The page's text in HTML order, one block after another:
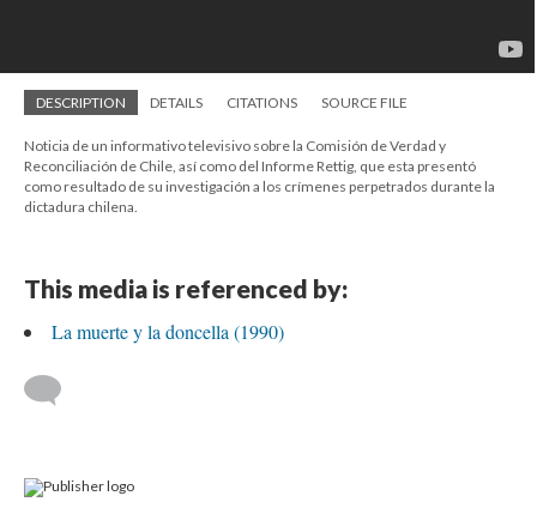
DESCRIPTION DETAILS CITATIONS SOURCE FILE
Noticia de un informativo televisivo sobre la Comisión de Verdad y
Reconciliación de Chile, así como del Informe Rettig, que esta presentó
como resultado de su investigación a los crímenes perpetrados durante la
dictadura chilena.
This media is referenced by:
La muerte y la doncella (1990)